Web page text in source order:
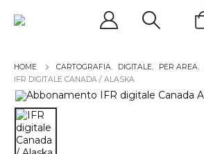
CARTOGRAFIA, DIGITALE, PER AREA,
IFR DIGITALE CANADA / ALASKA